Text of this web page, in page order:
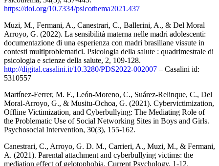
https://doi.org/10.7334/psicothema2021.437
Muzi, M., Fermani, A., Canestrari, C., Ballerini, A., & Del Moral
Arroyo, G. (2022). La sensibilità materna nelle madri adolescenti:
documentazione di una esperienza con madri brasiliane vissute in
contesti multiproblematici. Psicologia della salute : quadrimestrale di
psicologia e scienze della salute, 2, 109-128.
http://digital.casalini.it/10.3280/PDS2022-002007 – Casalini id:
5310557
Martínez-Ferrer, M. F., León-Moreno, C., Suárez-Relinque, C., Del
Moral-Arroyo, G., & Musitu-Ochoa, G. (2021). Cybervictimization,
Offline Victimization, and Cyberbullying: The Mediating Role of
the Problematic Use of Social Networking Sites in Boys and Girls.
Psychosocial Intervention, 30(3), 155-162.
Canestrari, C., Arroyo, G. D. M., Carrieri, A., Muzi, M., & Fermani,
A. (2021). Parental attachment and cyberbullying victims: the
mediation effect of gelotophobia. Current Psychology, 1-12.